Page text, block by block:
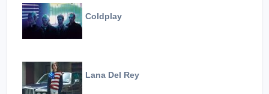
Coldplay
Lana Del Rey